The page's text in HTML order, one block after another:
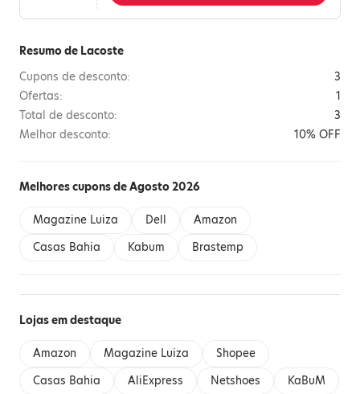
Resumo de Lacoste
Cupons de desconto:
3
Ofertas:
1
Total de desconto:
3
Melhor desconto:
10% OFF
Melhores cupons de Agosto 2026
Magazine Luiza Dell
Amazon
Casas Bahia
Kabum Brastemp
Lojas em destaque
Amazon Magazine Luiza
Shopee
Casas Bahia
AliExpress Netshoes
KaBuM